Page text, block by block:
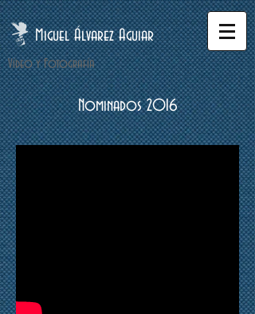
Miguel Álvarez Aguiar
Vídeo y Fotografía
Nominados 2016